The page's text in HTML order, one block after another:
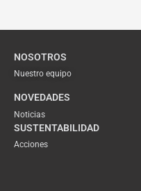
NOSOTROS
Nuestro equipo
NOVEDADES
Noticias
SUSTENTABILIDAD
Acciones